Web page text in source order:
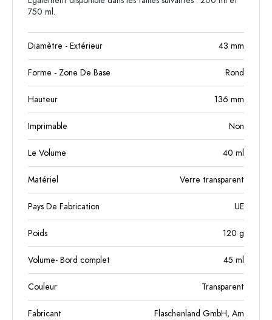
750 ml.
Diamètre - Extérieur 43 mm
Forme - Zone De Base Rond
Hauteur 136 mm
Imprimable Non
Le Volume 40 ml
Matériel Verre transparent
Pays De Fabrication UE
Poids 120 g
Volume- Bord complet 45 ml
Couleur Transparent
Fabricant
Flaschenland GmbH, Am